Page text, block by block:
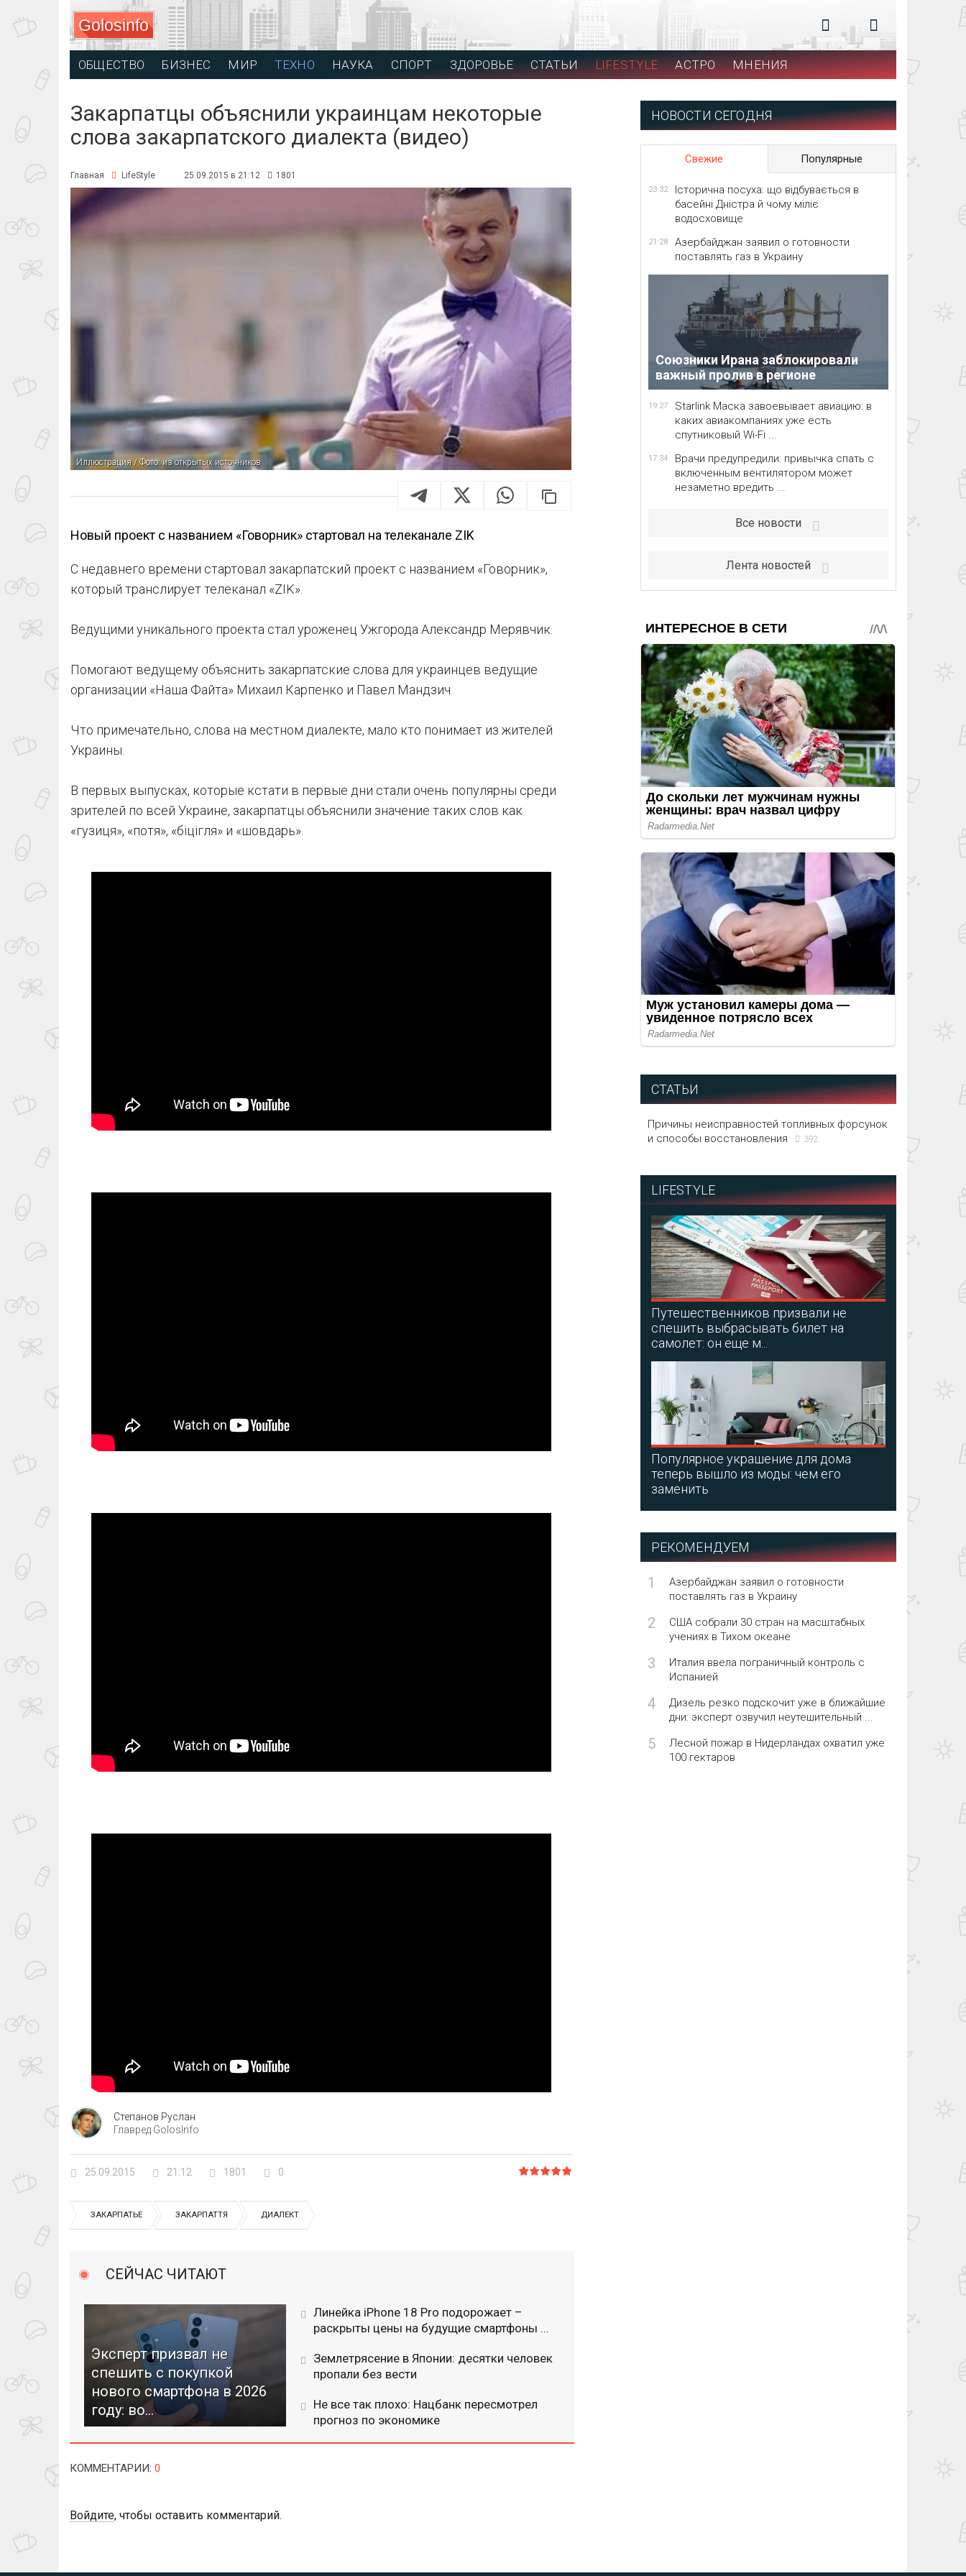
Golosinfo
ОБЩЕСТВО БИЗНЕС МИР ТЕХНО НАУКА СПОРТ ЗДОРОВЬЕ СТАТЬИ LIFESTYLE АСТРО МНЕНИЯ
Закарпатцы объяснили украинцам некоторые
слова закарпатского диалекта (видео)
Главная LifeStyle 25.09.2015 в 21:12 1801
Иллюстрация / Фото: из открытых источников
Новый проект с названием «Говорник» стартовал на телеканале ZIK
С недавнего времени стартовал закарпатский проект с названием «Говорник»,
который транслирует телеканал «ZIK».
Ведущими уникального проекта стал уроженец Ужгорода Александр Мерявчик.
Помогают ведущему объяснить закарпатские слова для украинцев ведущие
организации «Наша Файта» Михаил Карпенко и Павел Мандзич.
Что примечательно, слова на местном диалекте, мало кто понимает из жителей
Украины.
В первых выпусках, которые кстати в первые дни стали очень популярны среди
зрителей по всей Украине, закарпатцы объяснили значение таких слов как
«гузиця», «потя», «біцігля» и «шовдарь».
Степанов Руслан
Главред GolosInfo
25.09.2015 21:12 1801 0
ЗАКАРПАТЬЕ ЗАКАРПАТТЯ ДИАЛЕКТ
СЕЙЧАС ЧИТАЮТ
Эксперт призвал не
спешить с покупкой
нового смартфона в 2026
году: во...
Линейка iPhone 18 Pro подорожает –
раскрыты цены на будущие смартфоны ...
Землетрясение в Японии: десятки человек
пропали без вести
Не все так плохо: Нацбанк пересмотрел
прогноз по экономике
КОММЕНТАРИИ: 0
Войдите, чтобы оставить комментарий.
НОВОСТИ СЕГОДНЯ
Свежие Популярные
23:32
Історична посуха: що відбувається в
басейні Дністра й чому міліє
водосховище
21:28
Азербайджан заявил о готовности
поставлять газ в Украину
Союзники Ирана заблокировали
важный пролив в регионе
19:27
Starlink Маска завоевывает авиацию: в
каких авиакомпаниях уже есть
спутниковый Wi-Fi ...
17:34
Врачи предупредили: привычка спать с
включенным вентилятором может
незаметно вредить ...
Все новости
Лента новостей
СТАТЬИ
Причины неисправностей топливных форсунок
и способы восстановления
392
LIFESTYLE
Путешественников призвали не
спешить выбрасывать билет на
самолет: он еще м...
Популярное украшение для дома
теперь вышло из моды: чем его
заменить
РЕКОМЕНДУЕМ
1
Азербайджан заявил о готовности
поставлять газ в Украину
2
США собрали 30 стран на масштабных
учениях в Тихом океане
3
Италия ввела пограничный контроль с
Испанией
4
Дизель резко подскочит уже в ближайшие
дни: эксперт озвучил неутешительный ...
5
Лесной пожар в Нидерландах охватил уже
100 гектаров